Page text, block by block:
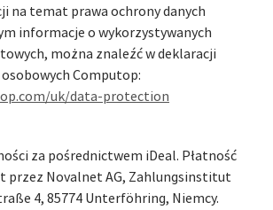
na temat prawa ochrony danych
informacje o wykorzystywanych
można znaleźć w deklaracji
Computop:
uk/data-protection
za pośrednictwem iDeal. Płatność
przez Novalnet AG, Zahlungsinstitut
4, 85774 Unterföhring, Niemcy.